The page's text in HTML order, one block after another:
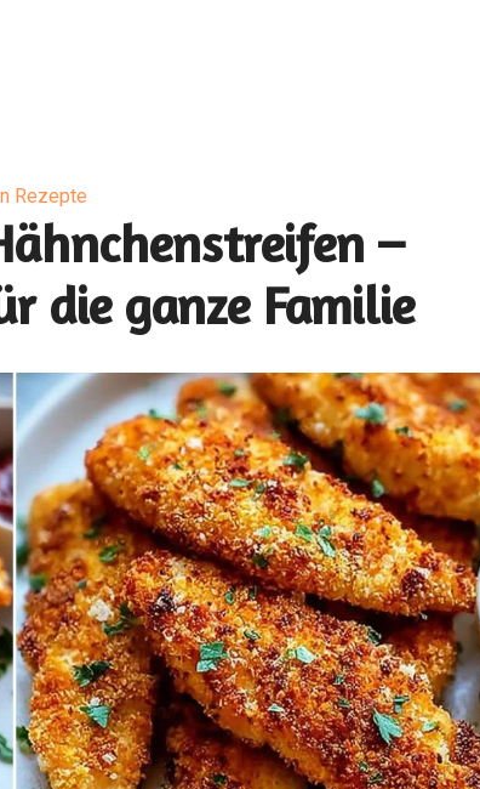
Rezepte
–
die ganze Familie